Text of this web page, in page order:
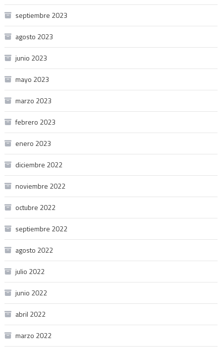
septiembre 2023
agosto 2023
junio 2023
mayo 2023
marzo 2023
febrero 2023
enero 2023
diciembre 2022
noviembre 2022
octubre 2022
septiembre 2022
agosto 2022
julio 2022
junio 2022
abril 2022
marzo 2022